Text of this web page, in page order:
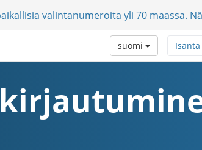
valintanumeroita yli 70 maassa.
Isäntä
suomi